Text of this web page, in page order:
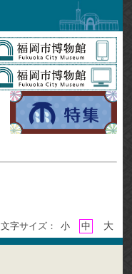
文字サイズ： 小 中 大